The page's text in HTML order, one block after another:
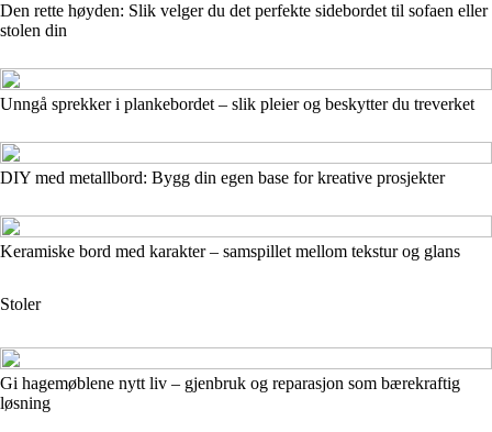
Den rette høyden: Slik velger du det perfekte sidebordet til sofaen eller
stolen din
Unngå sprekker i plankebordet – slik pleier og beskytter du treverket
DIY med metallbord: Bygg din egen base for kreative prosjekter
Keramiske bord med karakter – samspillet mellom tekstur og glans
Stoler
Gi hagemøblene nytt liv – gjenbruk og reparasjon som bærekraftig
løsning